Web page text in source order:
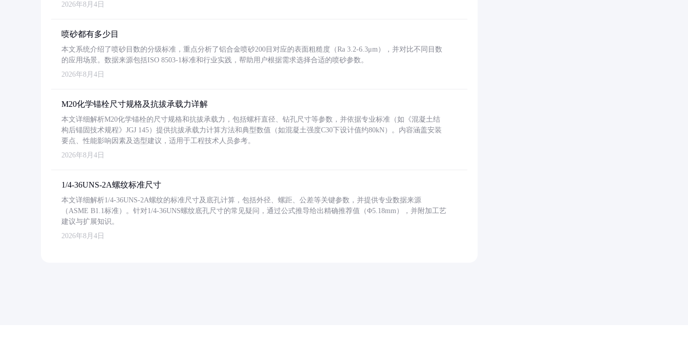
2026年8月4日
喷砂都有多少目
本文系统介绍了喷砂目数的分级标准，重点分析了铝合金喷砂200目对应的表面粗糙度（Ra 3.2-6.3μm），并对比不同目数
的应用场景。数据来源包括ISO 8503-1标准和行业实践，帮助用户根据需求选择合适的喷砂参数。
2026年8月4日
M20化学锚栓尺寸规格及抗拔承载力详解
本文详细解析M20化学锚栓的尺寸规格和抗拔承载力，包括螺杆直径、钻孔尺寸等参数，并依据专业标准（如《混凝土结
构后锚固技术规程》JGJ 145）提供抗拔承载力计算方法和典型数值（如混凝土强度C30下设计值约80kN）。内容涵盖安装
要点、性能影响因素及选型建议，适用于工程技术人员参考。
2026年8月4日
1/4-36UNS-2A螺纹标准尺寸
本文详细解析1/4-36UNS-2A螺纹的标准尺寸及底孔计算，包括外径、螺距、公差等关键参数，并提供专业数据来源
（ASME B1.1标准）。针对1/4-36UNS螺纹底孔尺寸的常见疑问，通过公式推导给出精确推荐值（Φ5.18mm），并附加工艺
建议与扩展知识。
2026年8月4日